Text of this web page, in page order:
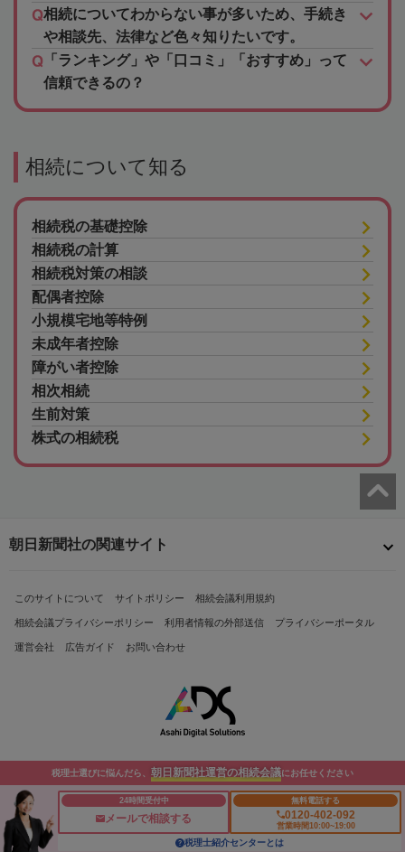
相続についてわからない事が多いため、手続き
や相談先、法律など色々知りたいです。
「ランキング」や「口コミ」「おすすめ」って
信頼できるの？
相続について知る
相続税の基礎控除
相続税の計算
相続税対策の相談
配偶者控除
小規模宅地等特例
未成年者控除
障がい者控除
相次相続
生前対策
株式の相続税
税理士選びに悩んだら、 朝日新聞社運営の相続会議にお任せください
24時間受付中
メールで相談する
無料電話する
0120-402-092
営業時間10:00~19:00
税理士紹介センターとは
朝日新聞社の関連サイト
このサイトについて サイトポリシー 相続会議利用規約
相続会議プライバシーポリシー 利用者情報の外部送信 プライバシーポータル
運営会社 広告ガイド お問い合わせ
Copyright© The Asahi Shimbun Company. All Rights Reserved.